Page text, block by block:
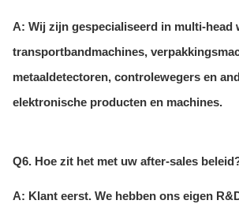
A: Wij zijn gespecialiseerd in multi-head
transportbandmachines,
metaaldetectoren, controlewegers en
elektronische producten en machines.
Q6. Hoe zit het met uw after-sales
A: Klant eerst. We hebben ons eigen